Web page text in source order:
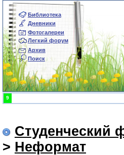
Библиотека
Дневники
Фотогалереи
Легкий форум
Архив
Поиск
9
Студенческий
> Неформат